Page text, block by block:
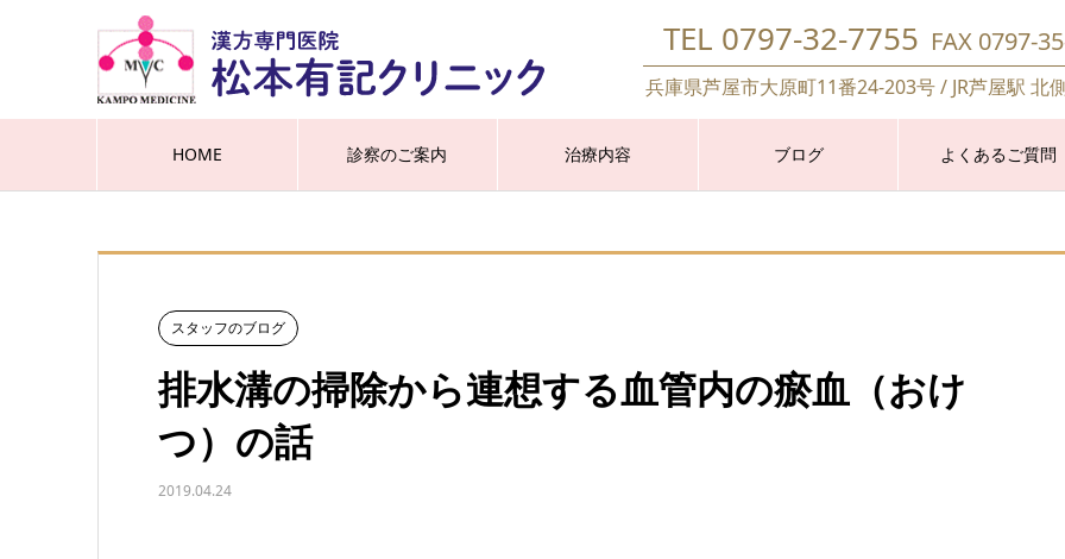
TEL 0797-32-7755 FAX 0797-
兵庫県芦屋市大原町11番24-203号 / JR芦屋駅 北
HOME 診察のご案内 治療内容 ブログ よくあるご質問
スタッフのブログ
排水溝の掃除から連想する血管内の瘀血（おけ
つ）の話
2019.04.24